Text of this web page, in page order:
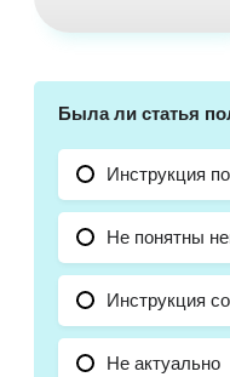
Была ли статья
Инструкция
Не понятны
Инструкция
Не актуально